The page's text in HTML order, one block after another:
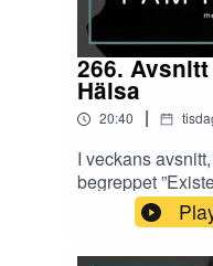
266.
Hälsa
20:40 |
I veckans
begreppet
forskning säger
mångtusenåriga
påverka denna.